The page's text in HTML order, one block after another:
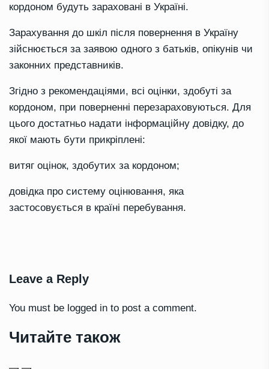
кордоном будуть зараховані в Україні.
Зарахування до шкіл після повернення в Україну
зійснюється за заявою одного з батьків, опікунів чи
законних представників.
Згідно з рекомендаціями, всі оцінки, здобуті за
кордоном, при поверненні перезараховуються. Для
цього достатньо надати інформаційну довідку, до
якої мають бути прикріплені:
витяг оцінок, здобутих за кордоном;
довідка про систему оцінювання, яка
застосовується в країні перебування.
Leave a Reply
You must be logged in to post a comment.
Читайте також